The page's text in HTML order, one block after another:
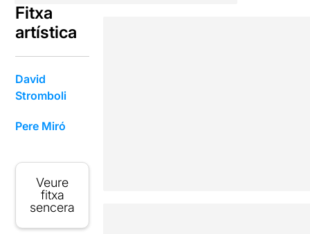
Fitxa
artística
David
Stromboli
Pere Miró
Veure
fitxa
sencera